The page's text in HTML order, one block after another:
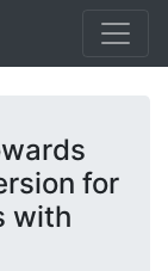
for
with